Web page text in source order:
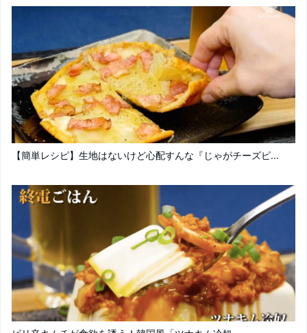
【簡単レシピ】生地はないけど心配すんな『じゃがチーズピ...